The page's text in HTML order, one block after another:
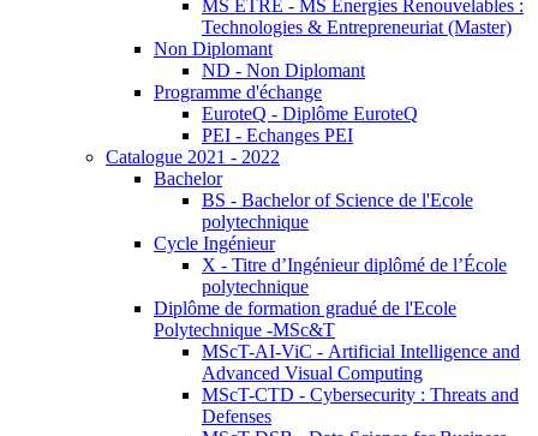
MS ETRE - MS Energies Renouvelables :
Technologies & Entrepreneuriat (Master)
Non Diplomant
ND - Non Diplomant
Programme d'échange
EuroteQ - Diplôme EuroteQ
PEI - Echanges PEI
Catalogue 2021 - 2022
Bachelor
BS - Bachelor of Science de l'Ecole
polytechnique
Cycle Ingénieur
X - Titre d’Ingénieur diplômé de l’École
polytechnique
Diplôme de formation gradué de l'Ecole
Polytechnique -MSc&T
MScT-AI-ViC - Artificial Intelligence and
Advanced Visual Computing
MScT-CTD - Cybersecurity : Threats and
Defenses